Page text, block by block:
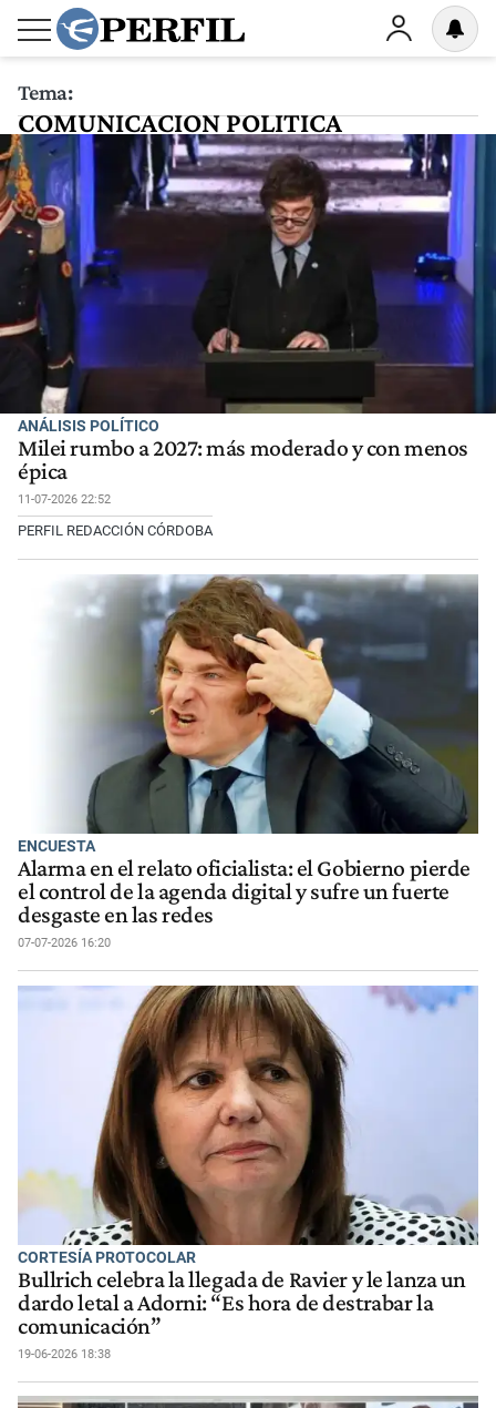
Tema:
COMUNICACION POLITICA
ANÁLISIS POLÍTICO
Milei rumbo a 2027: más moderado y con menos
épica
11-07-2026 22:52
PERFIL REDACCIÓN CÓRDOBA
ENCUESTA
Alarma en el relato oficialista: el Gobierno pierde
el control de la agenda digital y sufre un fuerte
desgaste en las redes
07-07-2026 16:20
CORTESÍA PROTOCOLAR
Bullrich celebra la llegada de Ravier y le lanza un
dardo letal a Adorni: “Es hora de destrabar la
comunicación”
19-06-2026 18:38